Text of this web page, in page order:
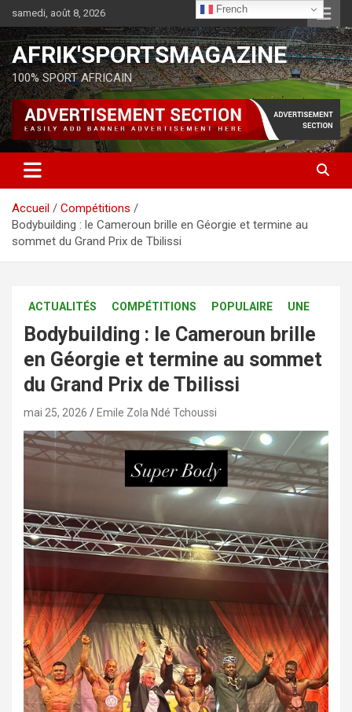
samedi, août 8, 2026
AFRIK'SPORTSMAGAZINE
100% SPORT AFRICAIN
Accueil
Compétitions
Bodybuilding : le Cameroun brille en Géorgie et termine au
sommet du Grand Prix de Tbilissi
ACTUALITÉS COMPÉTITIONS POPULAIRE UNE
Bodybuilding : le Cameroun brille
en Géorgie et termine au sommet
du Grand Prix de Tbilissi
mai 25, 2026 Emile Zola Ndé Tchoussi
French